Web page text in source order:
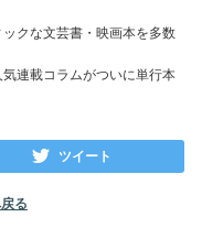
クな文芸書・映画本を多数
連載コラムがついに単行本
ツイート
る